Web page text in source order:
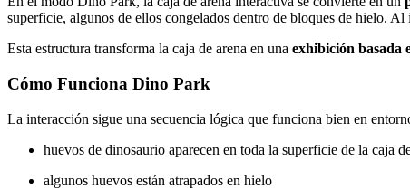
superficie, algunos de ellos congelados dentro de bloques de hielo.
Esta estructura transforma la caja de arena en una exhibición basada
Cómo Funciona Dino Park
La interacción sigue una secuencia lógica que funciona bien en
huevos de dinosaurio aparecen en toda la superficie de la caja
algunos huevos están atrapados en hielo